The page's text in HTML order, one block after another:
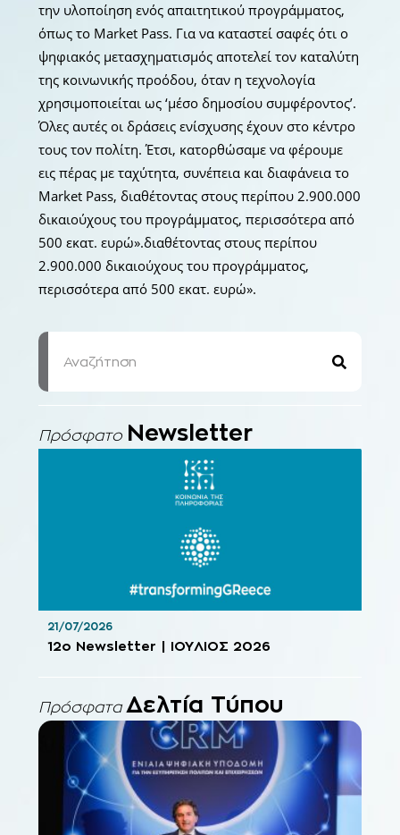
την υλοποίηση ενός απαιτητικού προγράμματος,
όπως το Market Pass. Για να καταστεί σαφές ότι ο
ψηφιακός μετασχηματισμός αποτελεί τον καταλύτη
της κοινωνικής προόδου, όταν η τεχνολογία
χρησιμοποιείται ως ‘μέσο δημοσίου συμφέροντος’.
Όλες αυτές οι δράσεις ενίσχυσης έχουν στο κέντρο
τους τον πολίτη. Έτσι, κατορθώσαμε να φέρουμε
εις πέρας με ταχύτητα, συνέπεια και διαφάνεια το
Market Pass, διαθέτοντας στους περίπου 2.900.000
δικαιούχους του προγράμματος, περισσότερα από
500 εκατ. ευρώ».διαθέτοντας στους περίπου
2.900.000 δικαιούχους του προγράμματος,
περισσότερα από 500 εκατ. ευρώ».
Πρόσφατο Newsletter
12o Newsletter | ΙΟΥΛΙΟΣ 2026
21/07/2026
Πρόσφατα Δελτία Τύπου